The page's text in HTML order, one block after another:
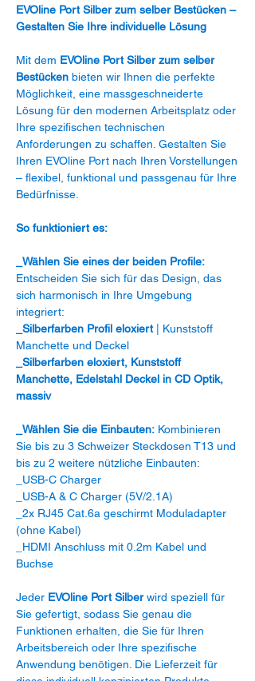
EVOline Port Silber zum selber Bestücken –
Gestalten Sie Ihre individuelle Lösung
Mit dem EVOline Port Silber zum selber
Bestücken bieten wir Ihnen die perfekte
Möglichkeit, eine massgeschneiderte
Lösung für den modernen Arbeitsplatz oder
Ihre spezifischen technischen
Anforderungen zu schaffen. Gestalten Sie
Ihren EVOline Port nach Ihren Vorstellungen
– flexibel, funktional und passgenau für Ihre
Bedürfnisse.
So funktioniert es:
_Wählen Sie eines der beiden Profile:
Entscheiden Sie sich für das Design, das
sich harmonisch in Ihre Umgebung
integriert:
_Silberfarben Profil eloxiert| Kunststoff
Manchette und Deckel
_Silberfarben eloxiert, Kunststoff
Manchette, Edelstahl Deckel in CD Optik,
massiv
_Wählen Sie die Einbauten: Kombinieren
Sie bis zu 3 Schweizer Steckdosen T13 und
bis zu 2 weitere nützliche Einbauten:
_USB-C Charger
_USB-A & C Charger (5V/2.1A)
_2x RJ45 Cat.6a geschirmt Moduladapter
(ohne Kabel)
_HDMI Anschluss mit 0.2m Kabel und
Buchse
Jeder EVOline Port Silberwird speziell für
Sie gefertigt, sodass Sie genau die
Funktionen erhalten, die Sie für Ihren
Arbeitsbereich oder Ihre spezifische
Anwendung benötigen. Die Lieferzeit für